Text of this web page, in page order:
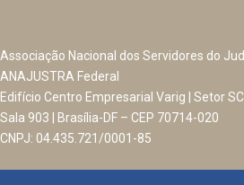
Associação Nacional dos Servidores do
ANAJUSTRA Federal
Edifício Centro Empresarial Varig | Setor
Sala 903 | Brasília-DF – CEP 70714-020
CNPJ: 04.435.721/0001-85